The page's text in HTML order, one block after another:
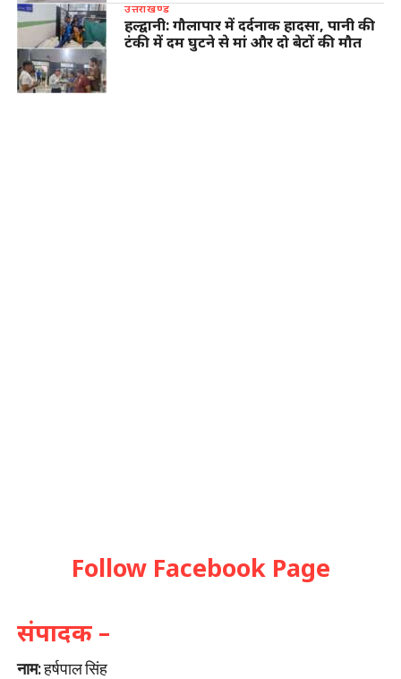
उत्तराखण्ड
हल्द्वानी: गौलापार में दर्दनाक हादसा, पानी की
टंकी में दम घुटने से मां और दो बेटों की मौत
Follow Facebook Page
संपादक –
नाम:हर्षपाल सिंह